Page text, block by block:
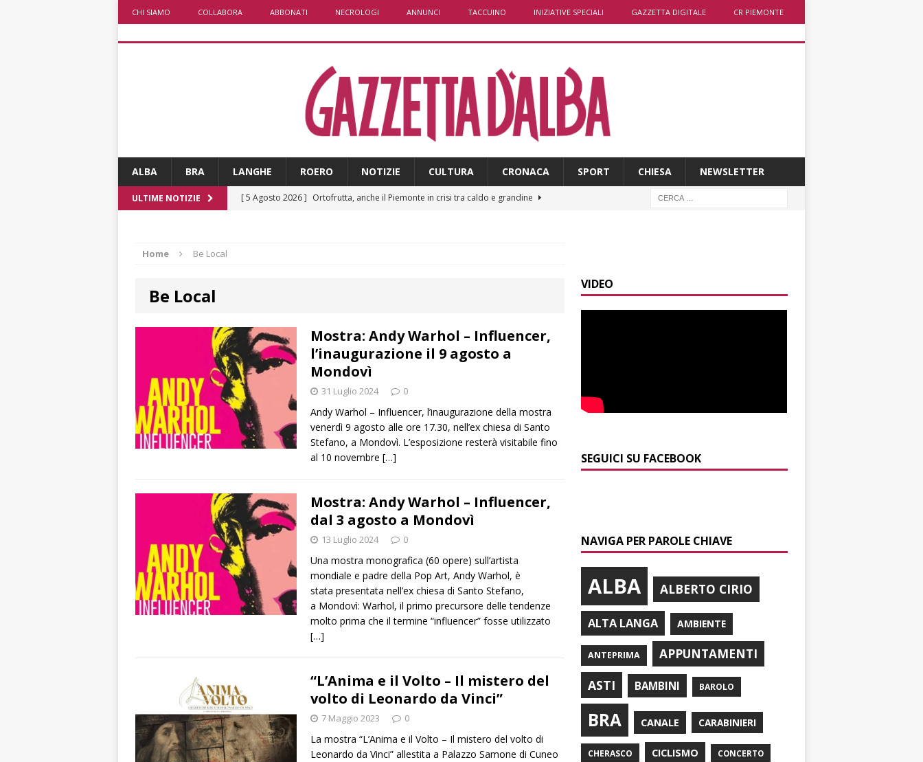
CHI SIAMO COLLABORA ABBONATI NECROLOGI ANNUNCI TACCUINO INIZIATIVE SPECIALI GAZZETTA DIGITALE CR PIEMONTE
ALBA BRA LANGHE ROERO NOTIZIE CULTURA CRONACA SPORT CHIESA NEWSLETTER
ULTIME NOTIZIE [ 5 Agosto 2026 ] Ortofrutta, anche il Piemonte in crisi tra caldo e grandine
[ 5 Agosto 2026 ]
Serie D, secondo test per il Bra Calcio: sfida con la Sanremese
BRA
[ 5 Agosto 2026 ]
Sarvanot, piccoli folletti dispettosi
ALTRE NOTIZIE
[ 5 Agosto 2026 ]
Incidente in viale Madonna dei Fiori a Bra, un ferito a Verduno
sostituire le barriere laterali
ALBA
[ 5 Agosto 2026 ]
Piemonte Film TV Fund: 13 progetti finanziati con 4 milioni
CULTURA
Home Be Local
Be Local
Mostra: Andy Warhol – Influencer,
l’inaugurazione il 9 agosto a
Mondovì
31 Luglio 2024 0
Andy Warhol – Influencer, l’inaugurazione della mostra
venerdì 9 agosto alle ore 17.30, nell’ex chiesa di Santo
Stefano, a Mondovì. L’esposizione resterà visitabile fino
al 10 novembre […]
Mostra: Andy Warhol – Influencer,
dal 3 agosto a Mondovì
13 Luglio 2024 0
Una mostra monografica (60 opere) sull’artista
mondiale e padre della Pop Art, Andy Warhol, è
stata presentata nell’ex chiesa di Santo Stefano,
a Mondovì: Warhol, il primo precursore delle tendenze
molto prima che il termine “influencer” fosse utilizzato
[…]
“L’Anima e il Volto – Il mistero del
volto di Leonardo da Vinci”
7 Maggio 2023 0
La mostra “L’Anima e il Volto – Il mistero del volto di
Leonardo da Vinci” allestita a Palazzo Samone di Cuneo
VIDEO
SEGUICI SU FACEBOOK
NAVIGA PER PAROLE CHIAVE
ALBA ALBERTO CIRIO
ALTA LANGA AMBIENTE
ANTEPRIMA
APPUNTAMENTI
ASTI
BAMBINI BAROLO
BRA CANALE CARABINIERI
CHERASCO CICLISMO CONCERTO